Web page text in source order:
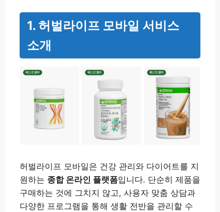
1. 허벌라이프 모바일 서비스
소개
허벌라이프 모바일은 건강 관리와 다이어트를 지
원하는 종합 온라인 플랫폼입니다. 단순히 제품을
구매하는 것에 그치지 않고, 사용자 맞춤 상담과
다양한 프로그램을 통해 생활 전반을 관리할 수